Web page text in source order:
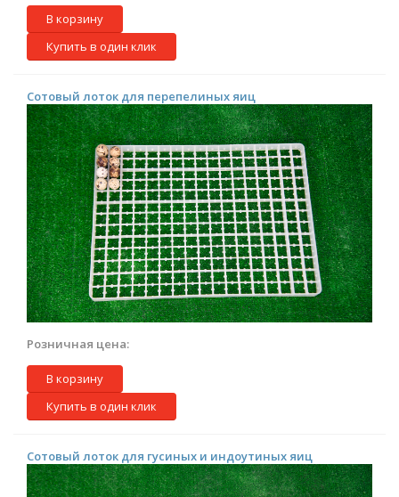
В корзину
Купить в один клик
Сотовый лоток для перепелиных яиц
Розничная цена:
В корзину
Купить в один клик
Сотовый лоток для гусиных и индоутиных яиц